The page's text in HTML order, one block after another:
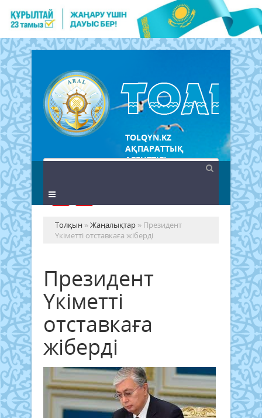
TOLQYN.KZ
АҚПАРАТТЫҚ
АГЕНТТІГІ
Толқын »Жаңалықтар » Президент
Үкіметті отставкаға жіберді
Президент
Үкіметті
отставкаға
жіберді